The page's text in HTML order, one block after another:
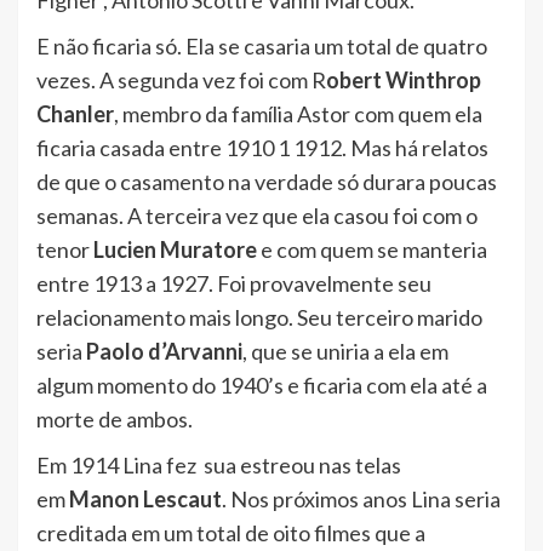
E não ficaria só. Ela se casaria um total de quatro
vezes. A segunda vez foi com Robert Winthrop
Chanler, membro da família Astor com quem ela
ficaria casada entre 1910 1 1912. Mas há relatos
de que o casamento na verdade só durara poucas
semanas. A terceira vez que ela casou foi com o
tenorLucien Muratoree com quem se manteria
entre 1913 a 1927. Foi provavelmente seu
relacionamento mais longo. Seu terceiro marido
seria Paolo d’Arvanni, que se uniria a ela em
algum momento do 1940’s e ficaria com ela até a
morte de ambos.
Em 1914 Lina fez sua estreou nas telas
emManon Lescaut. Nos próximos anos Lina seria
creditada em um total de oito filmes que a